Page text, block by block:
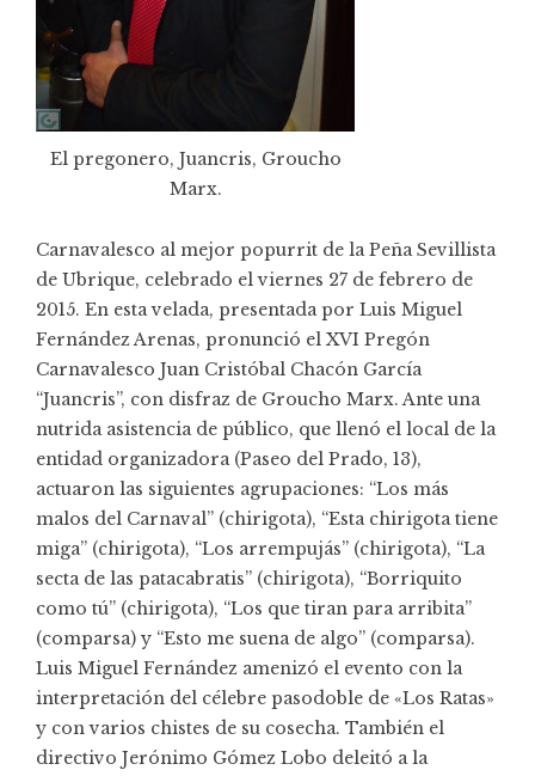
El pregonero, Juancris, Groucho
Marx.
Carnavalesco al mejor popurrit de laPeña Sevillista
de Ubrique, celebrado el viernes 27 de febrero de
2015. En esta velada, presentada por Luis Miguel
Fernández Arenas, pronunció el XVI Pregón
Carnavalesco Juan Cristóbal Chacón García
“Juancris”, con disfraz de Groucho Marx. Ante una
nutrida asistencia de público, que llenó el local de la
entidad organizadora (Paseo del Prado, 13),
actuaron las siguientes agrupaciones: “Los más
malos del Carnaval” (chirigota), “Esta chirigota tiene
miga” (chirigota), “Los arrempujás” (chirigota), “La
secta de las patacabratis” (chirigota), “Borriquito
como tú” (chirigota), “Los que tiran para arribita”
(comparsa) y “Esto me suena de algo” (comparsa).
Luis Miguel Fernández amenizó el evento con la
interpretación del célebre pasodoble de «Los Ratas»
y con varios chistes de su cosecha. También el
directivo Jerónimo Gómez Lobo deleitó a la